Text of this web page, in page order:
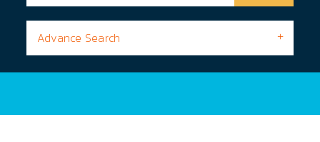
Advance Search